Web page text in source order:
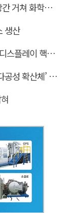
찰나에 식어버리는‘핫 전자’ 에너지, 망간 거쳐 화학반응에 쓴다
생산
KAIST, 늘려도 고화질 그대로인 신축 디스플레이 핵심기술 개발​
KETI, 그린수소 생산 고효율 대면적 ‘다공성 확산체’ 개발